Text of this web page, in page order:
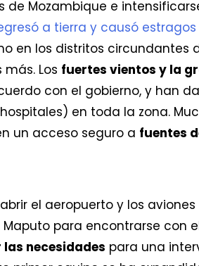
Mozambique e
a tierra y causó
en los distritos
Los fuertes vientos y la
con el gobierno, y han
en toda la zona.
un acceso seguro a fuentes
el aeropuerto y los
para encontrarse con
necesidades para una